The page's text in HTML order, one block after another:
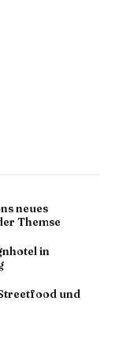
neues
Themse
in
und